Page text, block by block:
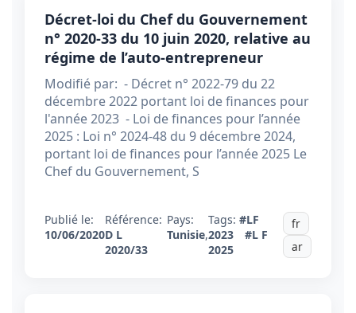
Décret-loi du Chef du Gouvernement
n° 2020-33 du 10 juin 2020, relative au
régime de l’auto-entrepreneur
Modifié par: - Décret n° 2022-79 du 22
décembre 2022 portant loi de finances pour
l'année 2023 - Loi de finances pour l’année
2025 : Loi n° 2024-48 du 9 décembre 2024,
portant loi de finances pour l’année 2025 Le
Chef du Gouvernement, S
Publié le:
10/06/2020
Référence:
D L
2020/33
Pays:
Tunisie,
Tags: #LF
2023
#L F
2025
fr
ar